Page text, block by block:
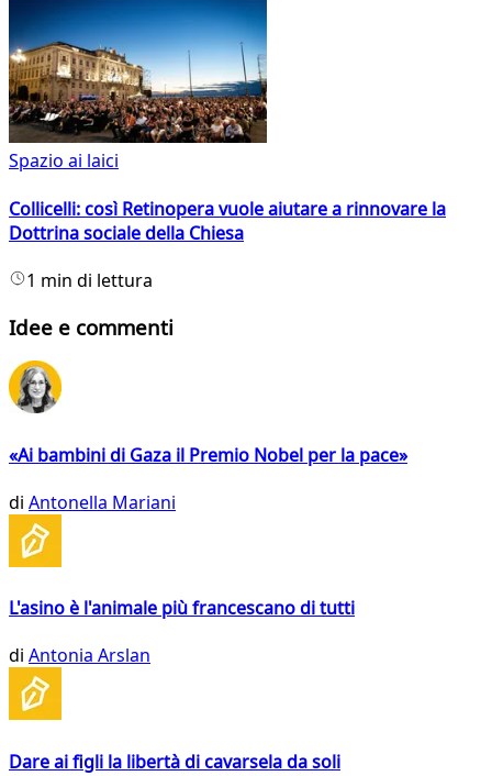
Spazio ai laici
Collicelli: così Retinopera vuole aiutare a rinnovare la
Dottrina sociale della Chiesa
1 min di lettura
Idee e commenti
«Ai bambini di Gaza il Premio Nobel per la pace»
di Antonella Mariani
L'asino è l'animale più francescano di tutti
di Antonia Arslan
Dare ai figli la libertà di cavarsela da soli